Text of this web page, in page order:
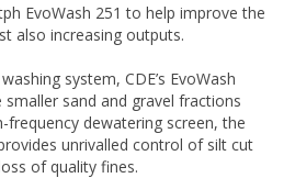
EvoWash 251 to help improve the
also increasing outputs.
system, CDE’s EvoWash
sand and gravel fractions
dewatering screen, the
unrivalled control of silt cut
of quality fines.